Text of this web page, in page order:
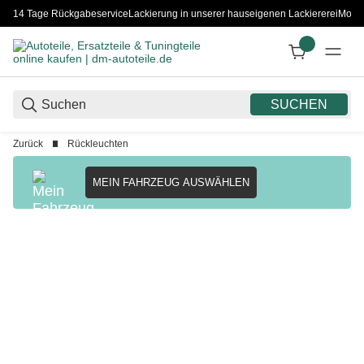
14 Tage RückgabeserviceLackierung in unserer hauseigenen Lackiererei
SUCHEN
Zurück Rückleuchten
MEIN FAHRZEUG AUSWÄHLEN